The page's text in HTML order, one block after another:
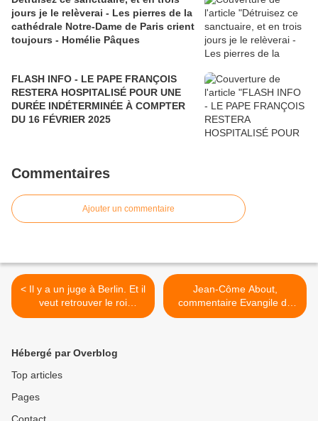
jours je le relèverai - Les pierres de la
cathédrale Notre-Dame de Paris crient
toujours - Homélie Pâques
FLASH INFO - LE PAPE FRANÇOIS
RESTERA HOSPITALISÉ POUR UNE
DURÉE INDÉTERMINÉE À COMPTER
DU 16 FÉVRIER 2025
Commentaires
Ajouter un commentaire
< Il y a un juge à Berlin. Et il
veut retrouver le roi
Salomon
Jean-Côme About,
commentaire Evangile du
26e dimanche du Temps
Hébergé par Overblog
Top articles
Pages